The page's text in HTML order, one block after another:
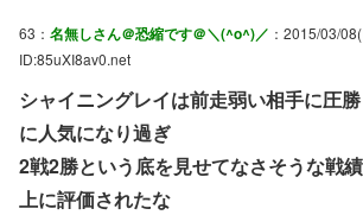
63： 名無しさん＠恐縮です＠＼(^o^)／ ：2015/03/
ID:85uXI8av0.net
シャイニングレイは前走弱い相手に圧
に人気になり過ぎ
2戦2勝という底を見せてなさそうな戦
上に評価されたな